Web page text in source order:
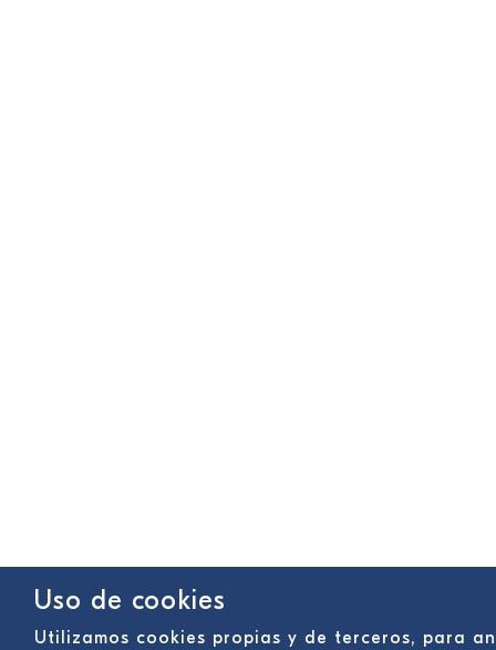
Uso de cookies
Utilizamos cookies propias y de terceros, para